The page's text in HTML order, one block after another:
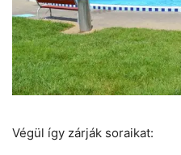
Végül így zárják soraikat: